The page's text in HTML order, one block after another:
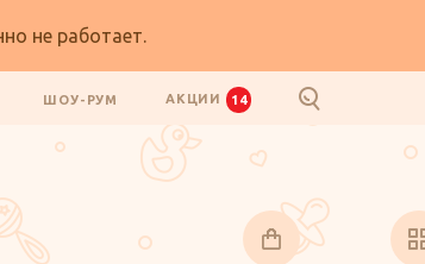
не работает.
ШОУ-РУМ АКЦИИ 14